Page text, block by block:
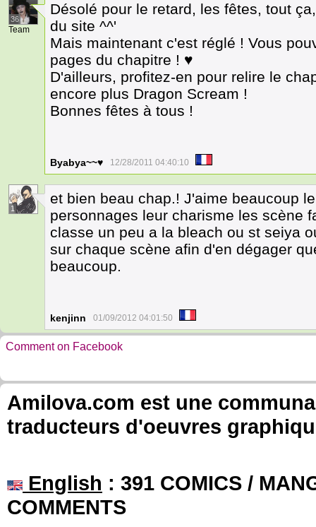
36
Team
Désolé pour le retard, les fêtes, tout
du site ^^'
Mais maintenant c'est réglé ! Vous
pages du chapitre ! ♥
D'ailleurs, profitez-en pour relire le
encore plus Dragon Scream !
Bonnes fêtes à tous !
Byabya~~♥ 12/28/2011 04:40:10
1
et bien beau chap.! J'aime beaucoup
personnages leur charisme les scène
classe un peu a la bleach ou st seiya
sur chaque scène afin d'en dégager
beaucoup.
kenjinn 01/09/2012 04:01:50
Comment on Facebook
Amilova.com est une
traducteurs d'oeuvres
English : 391 COMICS /
COMMENTS